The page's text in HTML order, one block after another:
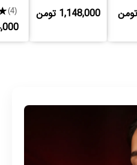
1,148,000 تومن (4)